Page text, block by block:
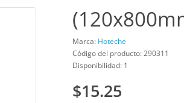
Marca: Hoteche
Código del producto: 290311
Disponibilidad: 1
$15.25